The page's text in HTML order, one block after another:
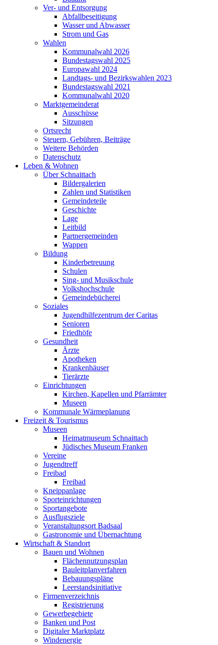
Ver- und Entsorgung
Abfallbeseitigung
Wasser und Abwasser
Strom und Gas
Wahlen
Kommunalwahl 2026
Bundestagswahl 2025
Europawahl 2024
Landtags- und Bezirkswahlen 2023
Bundestagswahl 2021
Kommunalwahl 2020
Marktgemeinderat
Ausschüsse
Sitzungen
Ortsrecht
Steuern, Gebühren, Beiträge
Weitere Behörden
Datenschutz
Leben & Wohnen
Über Schnaittach
Bildergalerien
Zahlen und Statistiken
Gemeindeteile
Geschichte
Lage
Leitbild
Partnergemeinden
Wappen
Bildung
Kinderbetreuung
Schulen
Sing- und Musikschule
Volkshochschule
Gemeindebücherei
Soziales
Jugendhilfezentrum der Caritas
Senioren
Friedhöfe
Gesundheit
Ärzte
Apotheken
Krankenhäuser
Tierärzte
Einrichtungen
Kirchen, Kapellen und Pfarrämter
Museen
Kommunale Wärmeplanung
Freizeit & Tourismus
Museen
Heimatmuseum Schnaittach
Jüdisches Museum Franken
Vereine
Jugendtreff
Freibad
Freibad
Kneippanlage
Sporteinrichtungen
Sportangebote
Ausflugsziele
Veranstaltungsort Badsaal
Gastronomie und Übernachtung
Wirtschaft & Standort
Bauen und Wohnen
Flächennutzungsplan
Bauleitplanverfahren
Bebauungspläne
Leerstandsinitiative
Firmenverzeichnis
Registrierung
Gewerbegebiete
Banken und Post
Digitaler Marktplatz
Windenergie